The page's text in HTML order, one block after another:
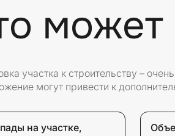
может
участка к строительству –
могут привести к
на участке,